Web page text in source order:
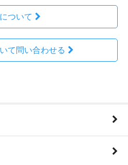
ついて
て問い合わせる